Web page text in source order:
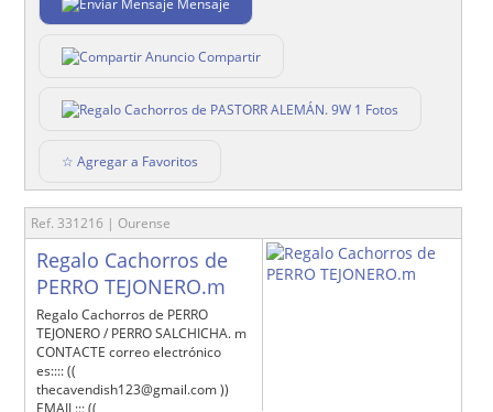
Mensaje
Compartir
1 Fotos
☆ Agregar a Favoritos
Ref. 331216 | Ourense
Regalo Cachorros de
PERRO TEJONERO.m
Regalo Cachorros de PERRO
TEJONERO / PERRO SALCHICHA. m
CONTACTE correo electrónico
es:::: ((
thecavendish123@gmail.com ))
EMAIL::: ((